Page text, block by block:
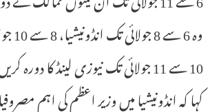
وہ
10 سے 11 جولائی تک نیوزی لینڈ کا
کہا کہ انڈونیشیا میں وزیر اعظم کی اہم